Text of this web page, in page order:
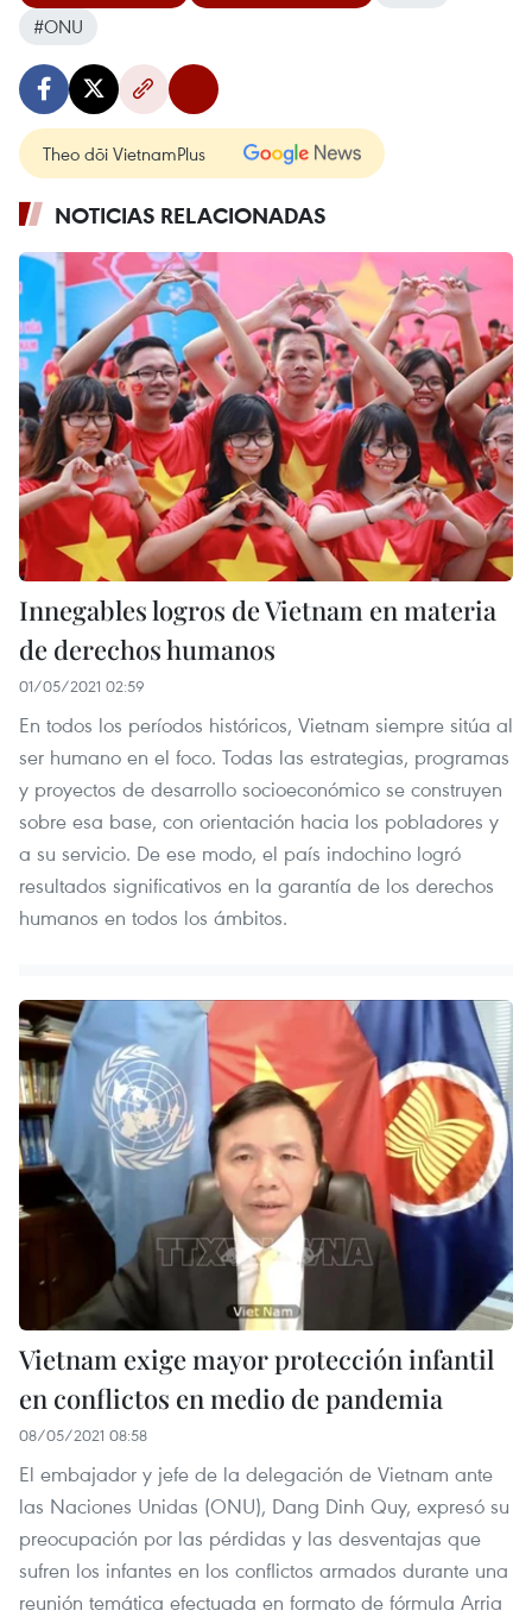
#ONU
Theo dõi VietnamPlus
NOTICIAS RELACIONADAS
Innegables logros de Vietnam en materia
de derechos humanos
01/05/2021 02:59
En todos los períodos históricos, Vietnam siempre sitúa al
ser humano en el foco. Todas las estrategias, programas
y proyectos de desarrollo socioeconómico se construyen
sobre esa base, con orientación hacia los pobladores y
a su servicio. De ese modo, el país indochino logró
resultados significativos en la garantía de los derechos
humanos en todos los ámbitos.
Vietnam exige mayor protección infantil
en conflictos en medio de pandemia
08/05/2021 08:58
El embajador y jefe de la delegación de Vietnam ante
las Naciones Unidas (ONU), Dang Dinh Quy, expresó su
preocupación por las pérdidas y las desventajas que
sufren los infantes en los conflictos armados durante una
reunión temática efectuada en formato de fórmula Arria